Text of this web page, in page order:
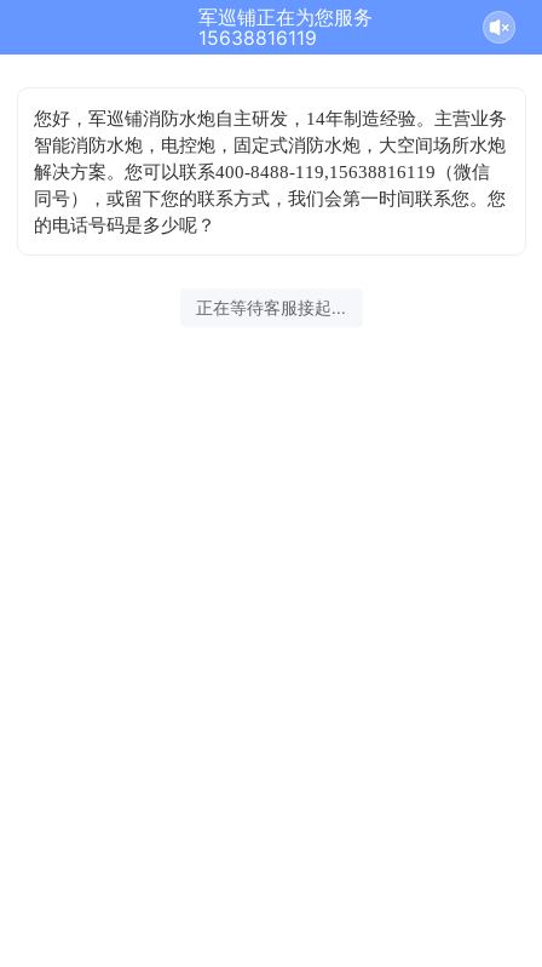
军巡铺正在为您服务
15638816119
您好，军巡铺消防水炮自主研发，14年制造经验。主营业务
智能消防水炮，电控炮，固定式消防水炮，大空间场所水炮
解决方案。您可以联系400-8488-119,15638816119（微信
同号），或留下您的联系方式，我们会第一时间联系您。您
的电话号码是多少呢？
正在等待客服接起...